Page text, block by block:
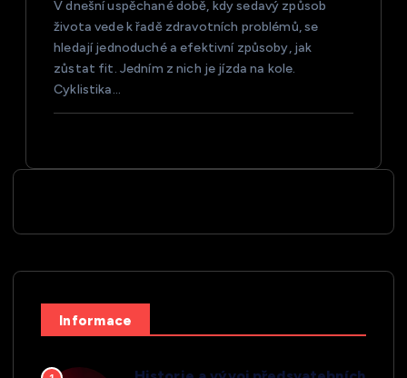
V dnešní uspěchané době, kdy sedavý způsob
života vede k řadě zdravotních problémů, se
hledají jednoduché a efektivní způsoby, jak
zůstat fit. Jedním z nich je jízda na kole.
Cyklistika…
Informace